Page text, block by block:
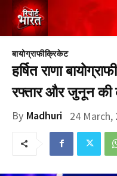
बायोग्राफीक्रिकेट
हर्षित राणा
रफ्तार और जुनून की
By Madhuri 24 March,